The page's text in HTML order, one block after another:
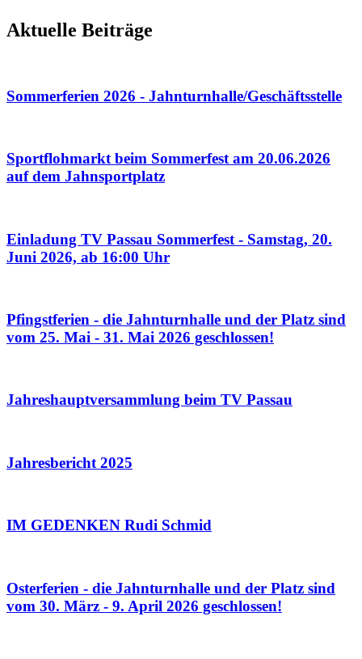
Aktuelle Beiträge
Sommerferien 2026 - Jahnturnhalle/Geschäftsstelle
Sportflohmarkt beim Sommerfest am 20.06.2026
auf dem Jahnsportplatz
Einladung TV Passau Sommerfest - Samstag, 20.
Juni 2026, ab 16:00 Uhr
Pfingstferien - die Jahnturnhalle und der Platz sind
vom 25. Mai - 31. Mai 2026 geschlossen!
Jahreshauptversammlung beim TV Passau
Jahresbericht 2025
IM GEDENKEN Rudi Schmid
Osterferien - die Jahnturnhalle und der Platz sind
vom 30. März - 9. April 2026 geschlossen!